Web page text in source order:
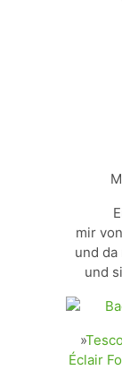
mir
und
und
»
Éclair